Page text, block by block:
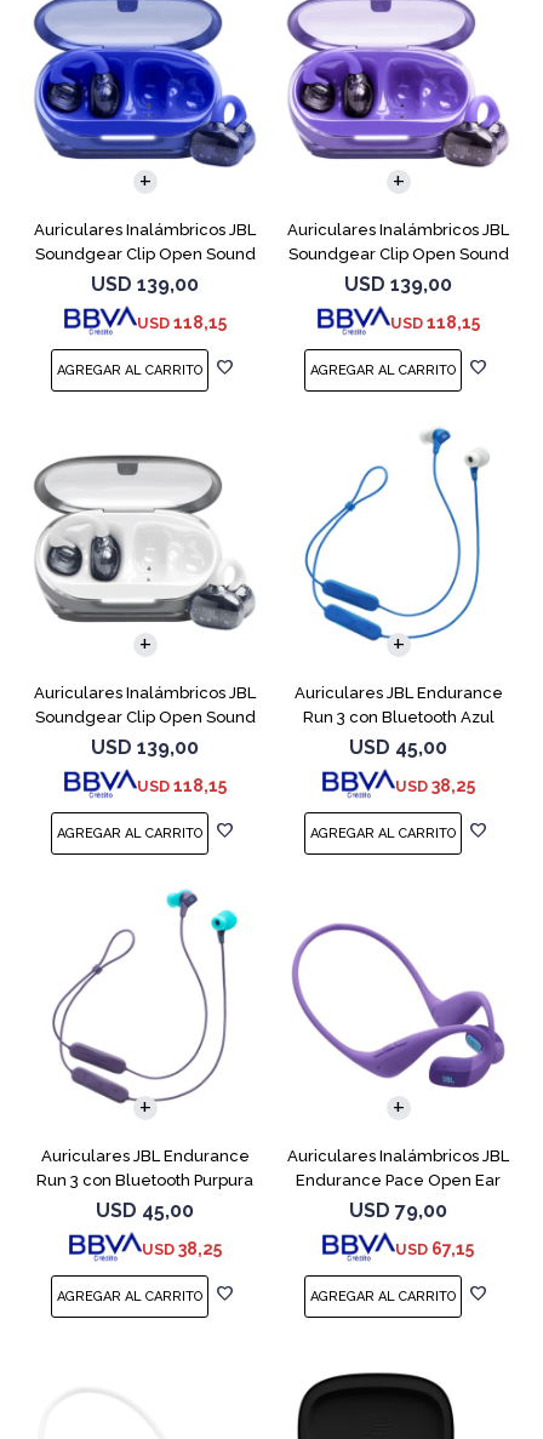
Auriculares Inalámbricos JBL
Soundgear Clip Open Sound
Azul
USD 139,00
USD 118,15
Auriculares Inalámbricos JBL
Soundgear Clip Open Sound
Purpl
USD 139,00
USD 118,15
Auriculares Inalámbricos JBL
Soundgear Clip Open Sound
Blanc
USD 139,00
USD 118,15
Auriculares JBL Endurance
Run 3 con Bluetooth Azul
USD 45,00
USD 38,25
Auriculares JBL Endurance
Run 3 con Bluetooth Purpura
USD 45,00
USD 38,25
Auriculares Inalámbricos JBL
Endurance Pace Open Ear
Purpura
USD 79,00
USD 67,15